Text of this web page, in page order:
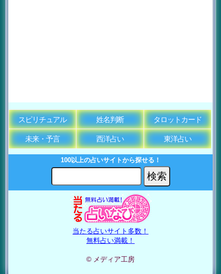
スピリチュアル 姓名判断 タロットカード
未来・予言 西洋占い 東洋占い
100以上の占いサイトから探せる！
当たる占いサイト多数！
無料占い満載！
© メディア工房